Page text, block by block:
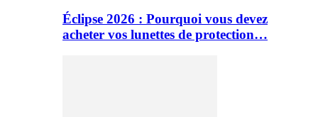
Éclipse 2026 : Pourquoi vous devez
acheter vos lunettes de protection…